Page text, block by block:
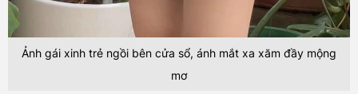
Ảnh gái xinh trẻ ngồi bên cửa sổ, ánh mắt xa xăm đầy mộng
mơ